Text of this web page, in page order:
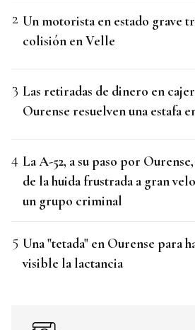
Un motorista en estado grave
colisión en Velle
Las retiradas de dinero en
Ourense resuelven una estafa
La A-52, a su paso por
de la huida frustrada a gran
un grupo criminal
Una "tetada" en Ourense para
visible la lactancia